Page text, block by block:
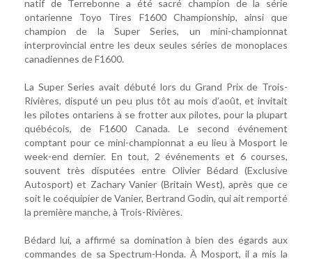
natif de Terrebonne a été sacré champion de la série
ontarienne Toyo Tires F1600 Championship, ainsi que
champion de la Super Series, un mini-championnat
interprovincial entre les deux seules séries de monoplaces
canadiennes de F1600.
La Super Series avait débuté lors du Grand Prix de Trois-
Rivières, disputé un peu plus tôt au mois d’août, et invitait
les pilotes ontariens à se frotter aux pilotes, pour la plupart
québécois, de F1600 Canada. Le second événement
comptant pour ce mini-championnat a eu lieu à Mosport le
week-end dernier. En tout, 2 événements et 6 courses,
souvent très disputées entre Olivier Bédard (Exclusive
Autosport) et Zachary Vanier (Britain West), après que ce
soit le coéquipier de Vanier, Bertrand Godin, qui ait remporté
la première manche, à Trois-Rivières.
Bédard lui, a affirmé sa domination à bien des égards aux
commandes de sa Spectrum-Honda. À Mosport, il a mis la